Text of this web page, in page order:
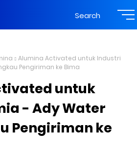
Search
Alumina Activated untuk Industri
Pengiriman ke Bima
untuk
- Ady Water
Pengiriman ke